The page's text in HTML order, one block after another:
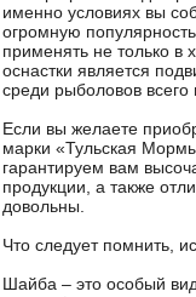
именно условиях вы
огромную
применять не только в
оснастки является
среди рыболовов всего
Если вы желаете
марки «Тульская
гарантируем вам
продукции, а также
довольны.
Что следует помнить,
Шайба – это особый